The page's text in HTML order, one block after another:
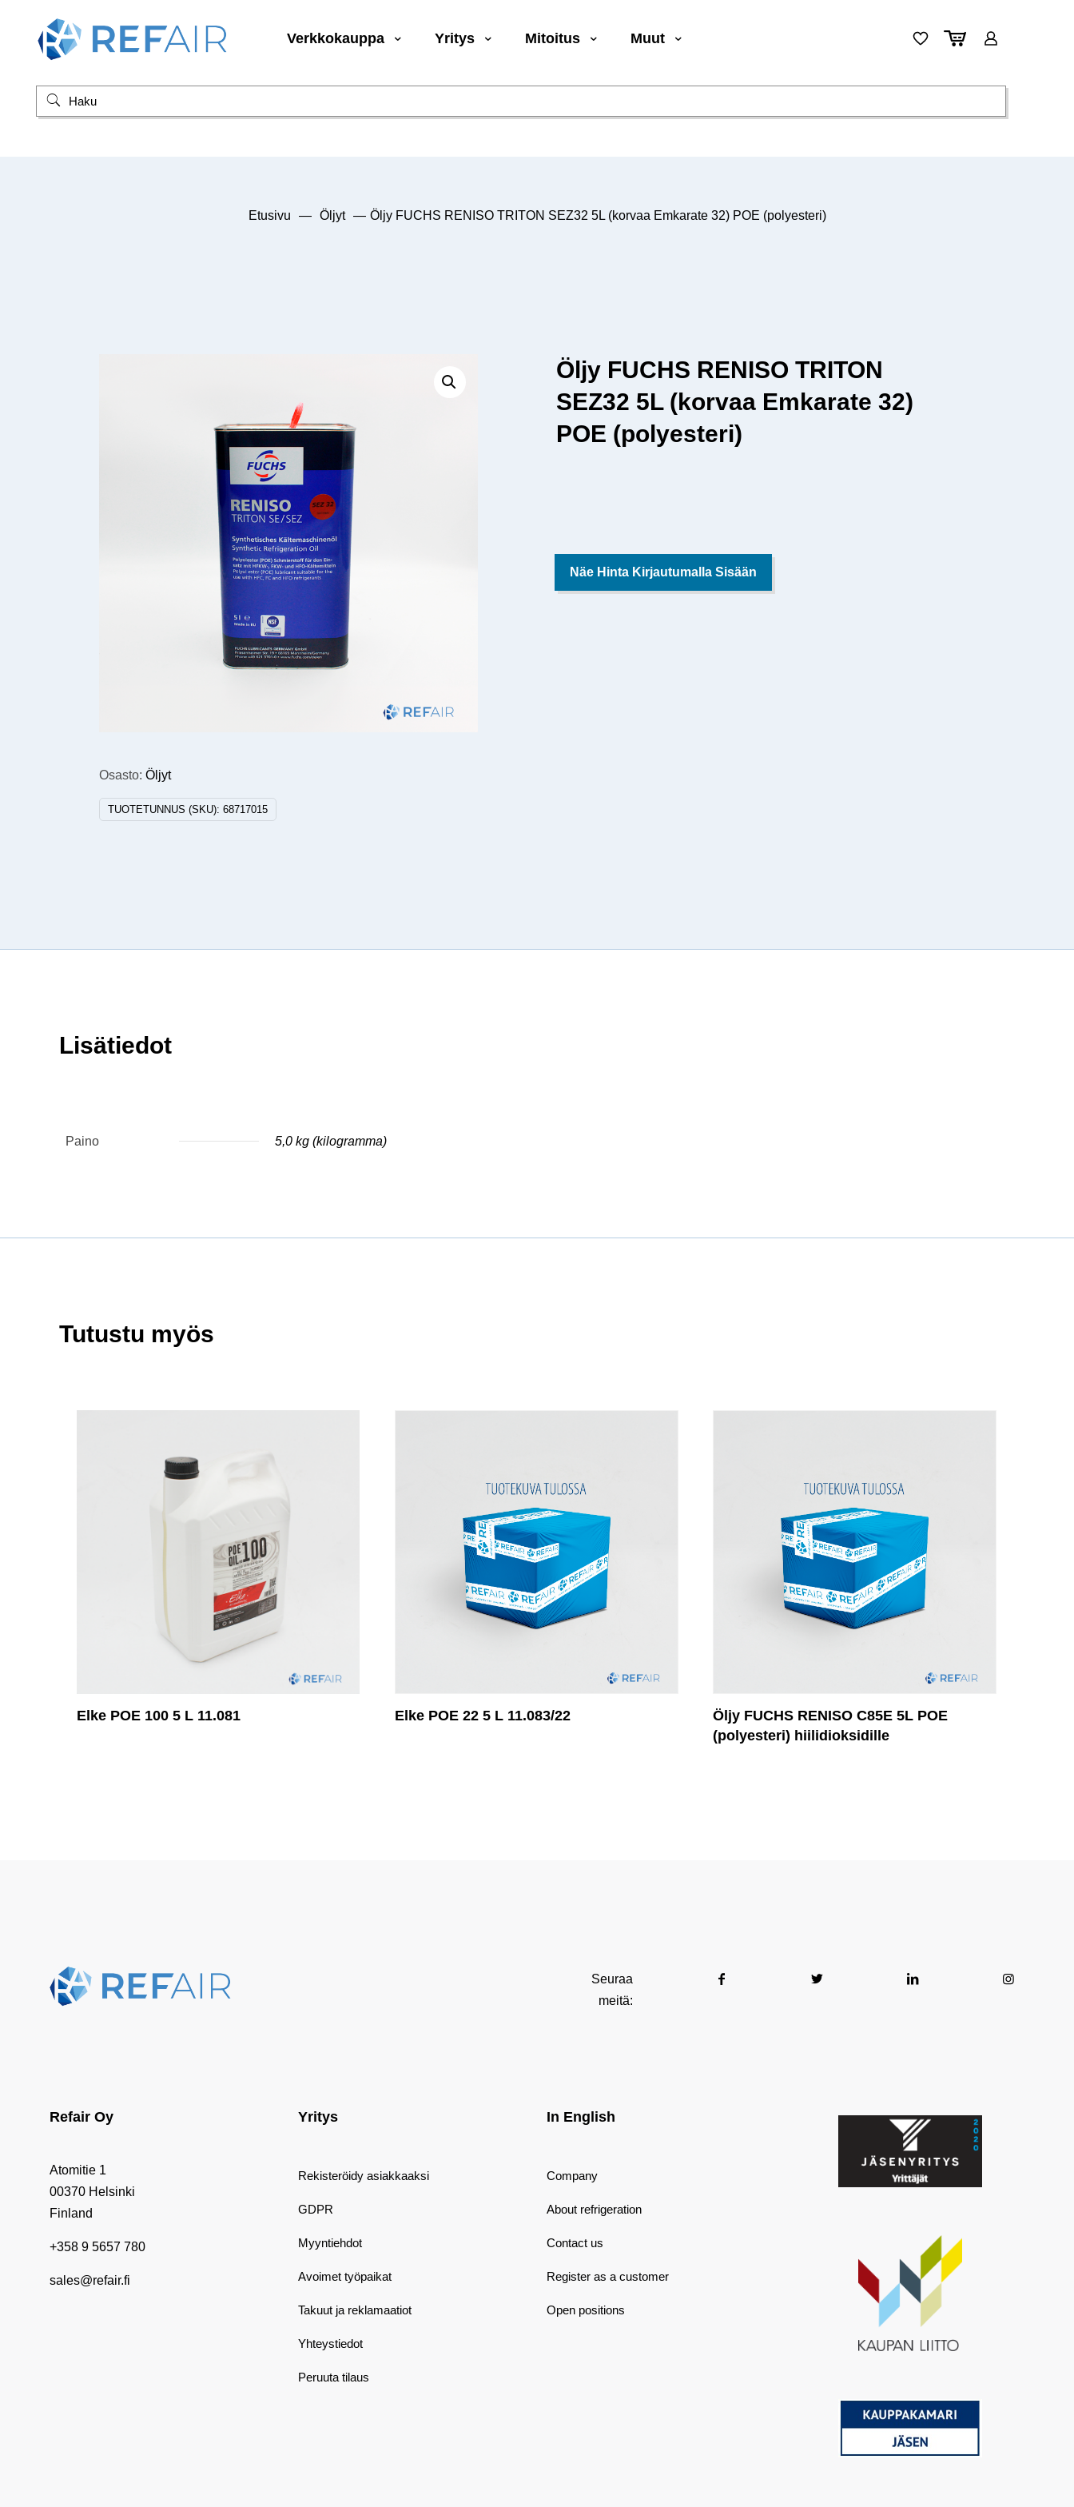
Verkkokauppa Yritys Mitoitus Muut
Etusivu — Öljyt — Öljy FUCHS RENISO TRITON SEZ32 5L (korvaa Emkarate 32) POE (polyesteri)
Osasto:Öljyt
TUOTETUNNUS (SKU):68717015
Öljy FUCHS RENISO TRITON
SEZ32 5L (korvaa Emkarate 32)
POE (polyesteri)
Näe Hinta Kirjautumalla Sisään
Lisätiedot
Paino 5,0 kg (kilogramma)
Tutustu myös
Elke POE 100 5 L 11.081 Elke POE 22 5 L 11.083/22
Öljy FUCHS RENISO C85E 5L POE
(polyesteri) hiilidioksidille
Seuraa
meitä:
Refair Oy
Atomitie 1
00370 Helsinki
Finland
+358 9 5657 780
sales@refair.fi
Yritys
Rekisteröidy asiakkaaksi
GDPR
Myyntiehdot
Avoimet työpaikat
Takuut ja reklamaatiot
Yhteystiedot
Peruuta tilaus
In English
Company
About refrigeration
Contact us
Register as a customer
Open positions